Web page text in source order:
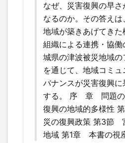
なぜ、災害復興の早
なるのか。その答えは
地域が築きあげてき
組織による連携・協
城県の津波被災地域
を通じて、地域コミ
バナンスが災害復興
する。 序 章 問題
復興の地域的多様性
災の復興政策 第3節
地域 第1章 本書の視